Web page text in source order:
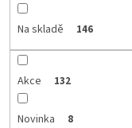
Na skladě 146
Akce 132
Novinka 8